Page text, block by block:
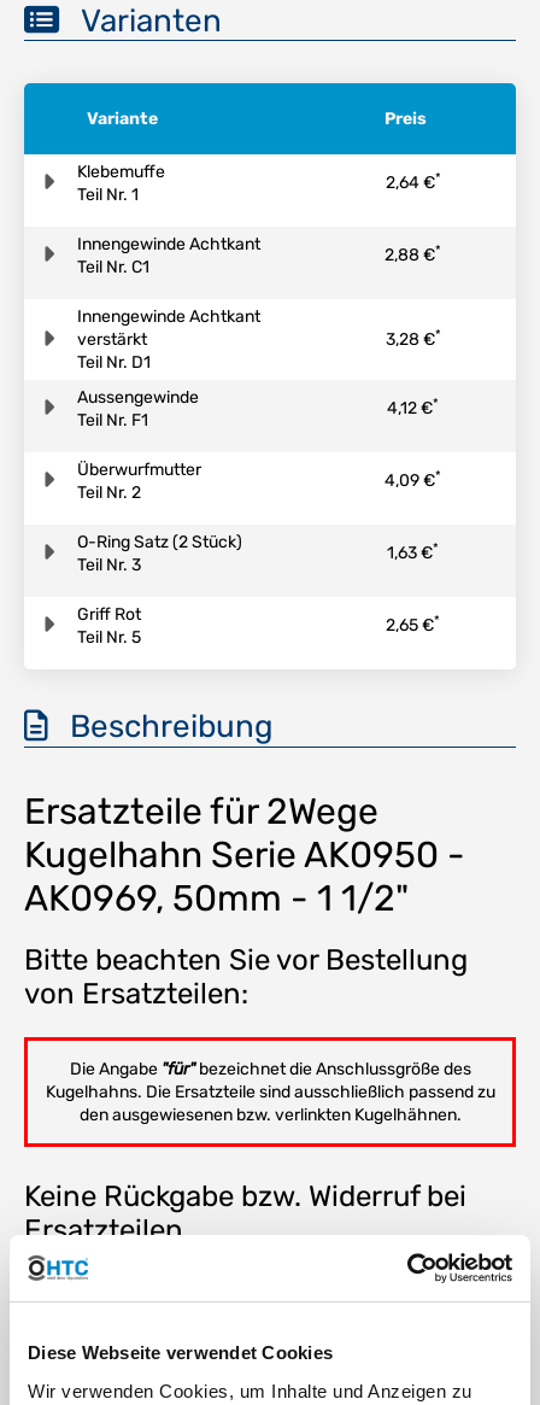
Diese Webseite verwendet Cookies
Wir verwenden Cookies, um Inhalte und Anzeigen zu
Varianten
Variante Preis
Klebemuffe
Teil Nr. 1
2,64 €*
Innengewinde Achtkant
Teil Nr. C1
2,88 €*
Innengewinde Achtkant
verstärkt
Teil Nr. D1
3,28 €*
Aussengewinde
Teil Nr. F1
4,12 €*
Überwurfmutter
Teil Nr. 2
4,09 €*
O-Ring Satz (2 Stück)
Teil Nr. 3
1,63 €*
Griff Rot
Teil Nr. 5
2,65 €*
Beschreibung
Ersatzteile für 2Wege
Kugelhahn Serie AK0950 -
AK0969, 50mm - 1 1/2"
Bitte beachten Sie vor Bestellung
von Ersatzteilen:
Die Angabe "für"bezeichnet die Anschlussgröße des
Kugelhahns. Die Ersatzteile sind ausschließlich passend zu
den ausgewiesenen bzw. verlinkten Kugelhähnen.
Keine Rückgabe bzw. Widerruf bei
Ersatzteilen.
DOWNLOAD
RoHS Bestätigung HTC